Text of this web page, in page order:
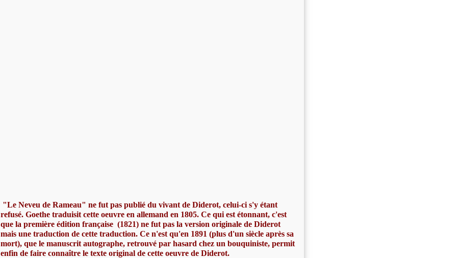
"Le Neveu de Rameau" ne fut pas publié du vivant de Diderot, celui-ci s'y étant
refusé. Goethe traduisit cette oeuvre en allemand en 1805. Ce qui est étonnant, c'est
que la première édition française (1821) ne fut pas la version originale de Diderot
mais une traduction de cette traduction. Ce n'est qu'en 1891 (plus d'un siècle après sa
mort), que le manuscrit autographe, retrouvé par hasard chez un bouquiniste, permit
enfin de faire connaître le texte original de cette oeuvre de Diderot.